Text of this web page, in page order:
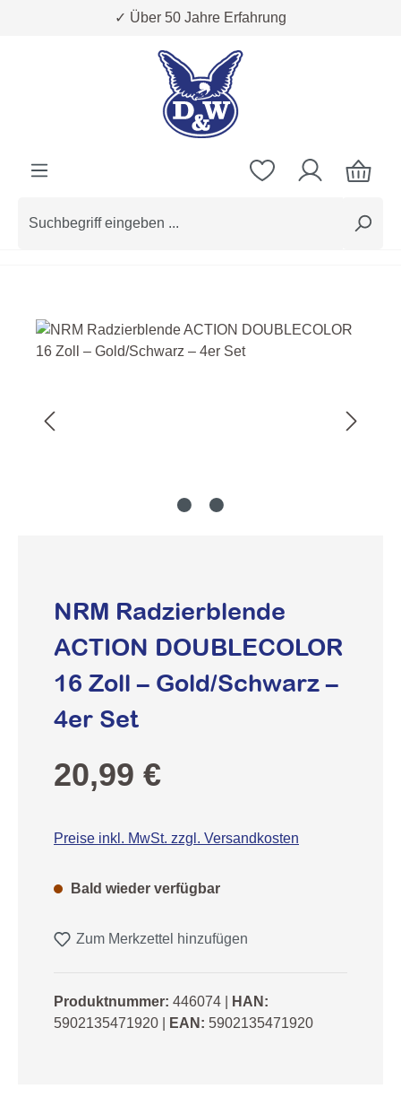
Zum Hauptinhalt springen✓ Über 50 Jahre Erfahrung
Bildergalerie überspringen
NRM Radzierblende
ACTION DOUBLECOLOR
16 Zoll – Gold/Schwarz –
4er Set
Regulärer Preis:
20,99 €
Preise inkl. MwSt. zzgl. Versandkosten
Bald wieder verfügbar
Zum Merkzettel hinzufügen
Produktnummer: 446074
HAN:
5902135471920
EAN: 5902135471920